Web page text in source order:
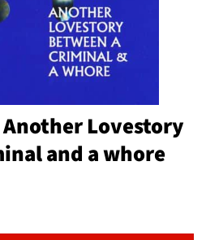
Lovestory
and a whore